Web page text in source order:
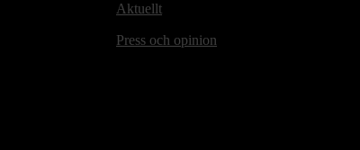
Aktuellt
Press och opinion